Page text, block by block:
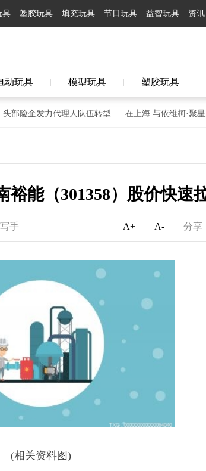
具 塑胶玩具 填充玩具 节日玩具 益智玩具 资讯
动玩具 模型玩具 塑胶玩具
险企发力代理人队伍转型 在上海 与依维柯·聚星赴
裕能（301358）股价快速
手 分享
微信 微博
A+ A-
(相关资料图)